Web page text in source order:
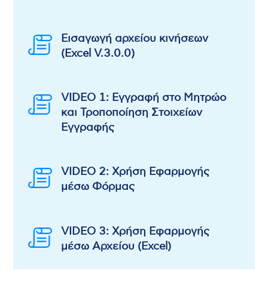
Εισαγωγή αρχείου κινήσεων
(Excel V.3.0.0)
VIDEO 1: Εγγραφή στο Μητρώο
και Τροποποίηση Στοιχείων
Εγγραφής
VIDEO 2: Χρήση Εφαρμογής
μέσω Φόρμας
VIDEO 3: Χρήση Εφαρμογής
μέσω Αρχείου (Excel)